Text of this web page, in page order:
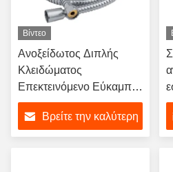
Βίντεο
Ανοξείδωτος Διπλής
Κλειδώματος
Επεκτεινόμενο Εύκαμπτο
Σπιράλ Ντους για
Αντικατάσταση Μπάνιου
Βρείτε την καλύτερη